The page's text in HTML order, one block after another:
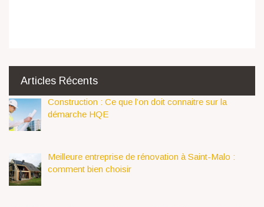
Articles Récents
Construction : Ce que l’on doit connaitre sur la
démarche HQE
Meilleure entreprise de rénovation à Saint-Malo :
comment bien choisir